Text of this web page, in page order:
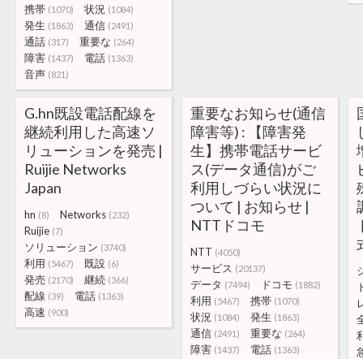
携帯 (1070) 状況 (1084)
発生 (1863) 通信 (2491)
通話 (317) 重要な (264)
障害 (1437) 電話 (1363)
音声 (821)
G.hn既設電話配線を
継続利用した高速ソ
リューションを発売 |
Ruijie Networks
Japan
hn (8) Networks (232)
Ruijie (7)
ソリューション (3740)
利用 (5467) 既設 (6)
発売 (2170) 継続 (366)
配線 (39) 電話 (1363)
高速 (900)
重要なお知らせ(通信
障害等) : 【障害発
生】携帯電話サービ
ス(データ通信)がご
利用しづらい状況に
ついて | お知らせ |
NTTドコモ
NTT (4050)
サービス (20137)
データ (7494) ドコモ (1882)
利用 (5467) 携帯 (1070)
状況 (1084) 発生 (1863)
通信 (2491) 重要な (264)
障害 (1437) 電話 (1363)